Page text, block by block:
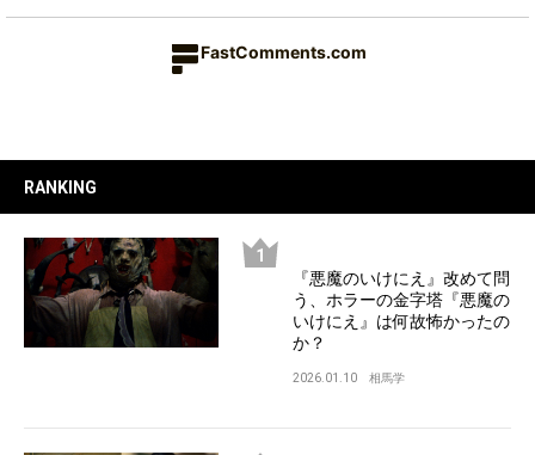
FastComments.com
RANKING
『悪魔のいけにえ』改めて問
う、ホラーの金字塔『悪魔の
いけにえ』は何故怖かったの
か？
2026.01.10 相馬学